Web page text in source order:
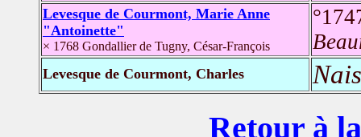
Levesque de Courmont, Marie Anne
"Antoinette"
× 1768 Gondallier de Tugny, César-François
Levesque de Courmont, Charles
Retour à